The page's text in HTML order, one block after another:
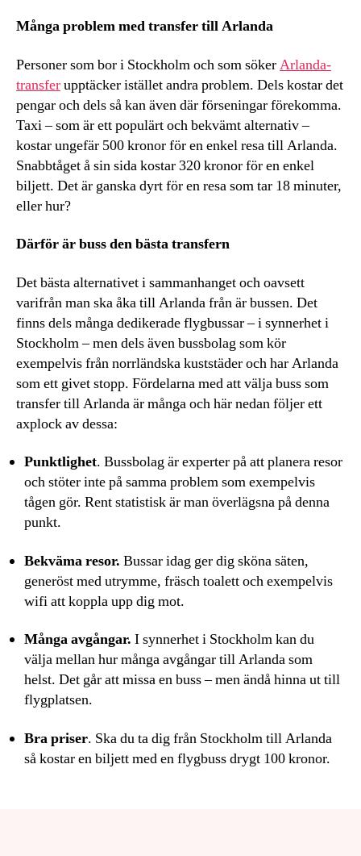
Många problem med transfer till Arlanda
Personer som bor i Stockholm och som sökerArlanda-
transferupptäcker istället andra problem. Dels kostar det
pengar och dels så kan även där förseningar förekomma.
Taxi – som är ett populärt och bekvämt alternativ –
kostar ungefär 500 kronor för en enkel resa till Arlanda.
Snabbtåget å sin sida kostar 320 kronor för en enkel
biljett. Det är ganska dyrt för en resa som tar 18 minuter,
eller hur?
Därför är buss den bästa transfern
Det bästa alternativet i sammanhanget och oavsett
varifrån man ska åka till Arlanda från är bussen. Det
finns dels många dedikerade flygbussar – i synnerhet i
Stockholm – men dels även bussbolag som kör
exempelvis från norrländska kuststäder och har Arlanda
som ett givet stopp. Fördelarna med att välja buss som
transfer till Arlanda är många och här nedan följer ett
axplock av dessa:
Punktlighet. Bussbolag är experter på att planera resor
och stöter inte på samma problem som exempelvis
tågen gör. Rent statistisk är man överlägsna på denna
punkt.
Bekväma resor. Bussar idag ger dig sköna säten,
generöst med utrymme, fräsch toalett och exempelvis
wifi att koppla upp dig mot.
Många avgångar. I synnerhet i Stockholm kan du
välja mellan hur många avgångar till Arlanda som
helst. Det går att missa en buss – men ändå hinna ut till
flygplatsen.
Bra priser. Ska du ta dig från Stockholm till Arlanda
så kostar en biljett med en flygbuss drygt 100 kronor.